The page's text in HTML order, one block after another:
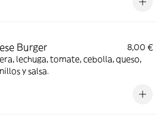
Burger
8,00 €
lechuga, tomate, cebolla, queso,
y salsa.